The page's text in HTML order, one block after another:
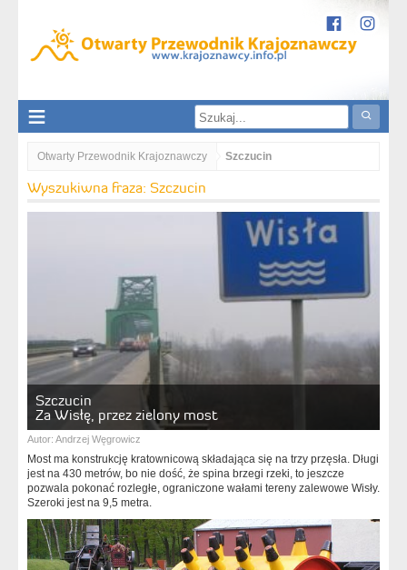
Otwarty Przewodnik Krajoznawczy Szczucin
Wyszukiwna fraza: Szczucin
Szczucin
Za Wisłę, przez zielony most
Autor: Andrzej Węgrowicz
Most ma konstrukcję kratownicową składająca się na trzy przęsła. Długi
jest na 430 metrów, bo nie dość, że spina brzegi rzeki, to jeszcze
pozwala pokonać rozległe, ograniczone wałami tereny zalewowe Wisły.
Szeroki jest na 9,5 metra.